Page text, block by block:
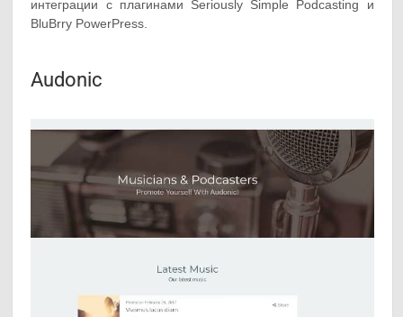
интеграции с плагинами Seriously Simple Podcasting и
BluBrry PowerPress.
Audonic